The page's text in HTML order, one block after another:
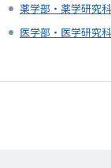
薬学部・薬学研究科
医学部・医学研究科